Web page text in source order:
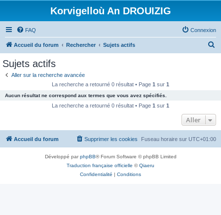
Korvigelloù An DROUIZIG
FAQ Connexion
Accueil du forum Rechercher Sujets actifs
c
e
Sujets actifs
Aller sur la recherche avancée
La recherche a retourné 0 résultat • Page 1 sur 1
Aucun résultat ne correspond aux termes que vous avez spécifiés.
La recherche a retourné 0 résultat • Page 1 sur 1
Aller
Accueil du forum Fuseau horaire sur UTC+01:00
Supprimer les cookies
Développé parphpBB® Forum Software © phpBB Limited
Traduction française officielle ©Qiaeru
Confidentialité | Conditions